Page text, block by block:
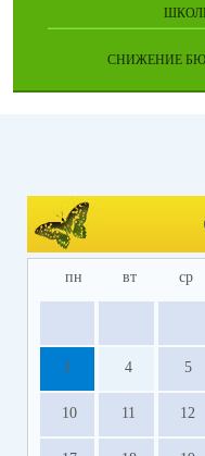
СНИЖЕНИЕ
пн вт ср
3 4 5
10 11 12